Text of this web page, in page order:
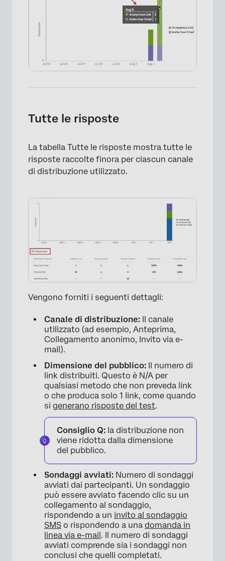
×
Tutte le risposte
La tabella Tutte le risposte mostra tutte le
risposte raccolte finora per ciascun canale
di distribuzione utilizzato.
×
Vengono forniti i seguenti dettagli:
Canale di distribuzione: Il canale
utilizzato (ad esempio, Anteprima,
Collegamento anonimo, Invito via e-
mail).
Dimensione del pubblico:
Il numero di
link distribuiti. Questo è N/A per
qualsiasi metodo che non preveda link
o che produca solo 1 link, come quando
si generano risposte del test.
Consiglio Q: la distribuzione non
viene ridotta dalla dimensione
del pubblico.
Sondaggi avviati: Numero di sondaggi
avviati dai partecipanti. Un sondaggio
può essere avviato facendo clic su un
collegamento al sondaggio,
rispondendo a un invito al sondaggio
SMS o rispondendo a una domanda in
linea via e-mail . Il numero di sondaggi
avviati comprende sia i sondaggi non
conclusi che quelli completati.